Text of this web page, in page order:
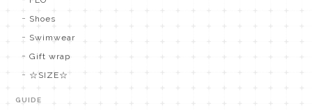
Shoes
Swimwear
Gift wrap
☆SIZE☆
GUIDE